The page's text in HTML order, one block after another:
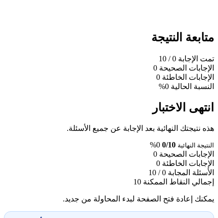
متابعة النتيجة
تمت الإجابة 0
/ 10
الإجابات الصحيحة 0
الإجابات الخاطئة 0
النسبة الحالية 0%
انتهى الاختبار
هذه نتيجتك النهائية بعد الإجابة عن جميع الأسئلة.
النتيجة النهائية 0/10
0%
الإجابات الصحيحة 0
الإجابات الخاطئة 0
الأسئلة المجابة 0 / 10
إجمالي النقاط الممكنة 10
يمكنك إعادة فتح الصفحة لبدء المحاولة من جديد.